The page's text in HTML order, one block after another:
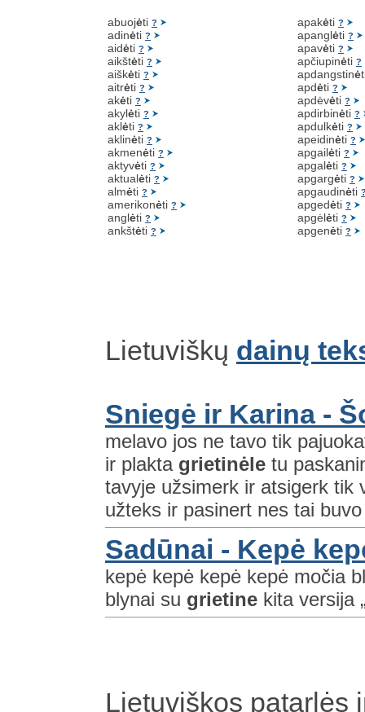
abuojėti ?
adinėti ?
aidėti ?
aikštėti ?
aiškėti ?
aitrėti ?
akėti ?
akylėti ?
aklėti ?
aklinėti ?
akmenėti ?
aktyvėti ?
aktualėti ?
almėti ?
amerikonėti ?
anglėti ?
ankštėti ?
apakėti ?
apanglėti ?
apavėti ?
apčiupinėti ?
apdangstinė
apdėti ?
apdėvėti ?
apdirbinėti ?
apdulkėti ?
apeidinėti ?
apgailėti ?
apgalėti ?
apgargėti ?
apgaudinėti
apgedėti ?
apgėlėti ?
apgenėti ?
Lietuviškų dainų
Sniegė ir Karina -
melavo jos ne tavo tik
ir plakta grietinėle tu
tavyje užsimerk ir atsigerk tik
užteks ir pasinert nes tai
Sadūnai - Kepė
kepė kepė kepė kepė močia
blynai su grietine kita versija
Lietuviškos patarlės